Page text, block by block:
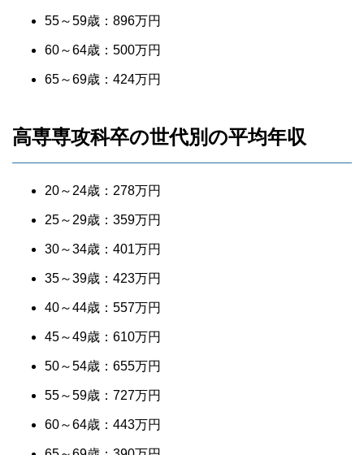
55～59歳：896万円
60～64歳：500万円
65～69歳：424万円
高専専攻科卒の世代別の平均年収
20～24歳：278万円
25～29歳：359万円
30～34歳：401万円
35～39歳：423万円
40～44歳：557万円
45～49歳：610万円
50～54歳：655万円
55～59歳：727万円
60～64歳：443万円